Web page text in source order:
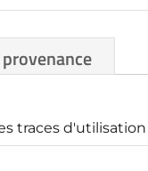
traces d'utilisation